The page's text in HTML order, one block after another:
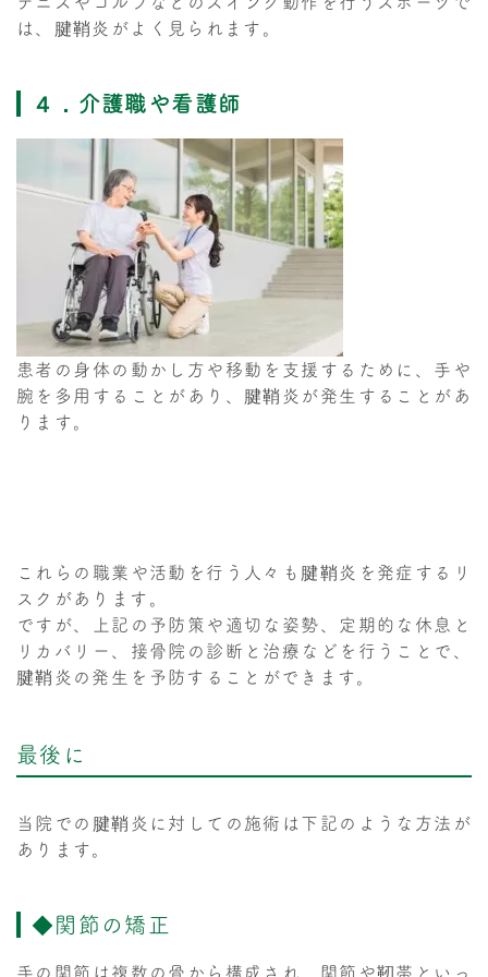
は、腱鞘炎がよく見られます。
４．介護職や看護師
患者の身体の動かし方や移動を支援するために、手や
腕を多用することがあり、腱鞘炎が発生することがあ
ります。
これらの職業や活動を行う人々も腱鞘炎を発症するリ
スクがあります。
ですが、上記の予防策や適切な姿勢、定期的な休息と
リカバリー、接骨院の診断と治療などを行うことで、
腱鞘炎の発生を予防することができます。
最後に
当院での腱鞘炎に対しての施術は下記のような方法が
あります。
◆関節の矯正
手の関節は複数の骨から構成され、関節や靭帯といっ